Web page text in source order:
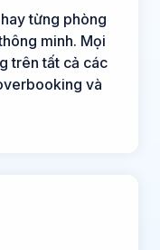
từng phòng
minh. Mọi
trên tất cả các
và